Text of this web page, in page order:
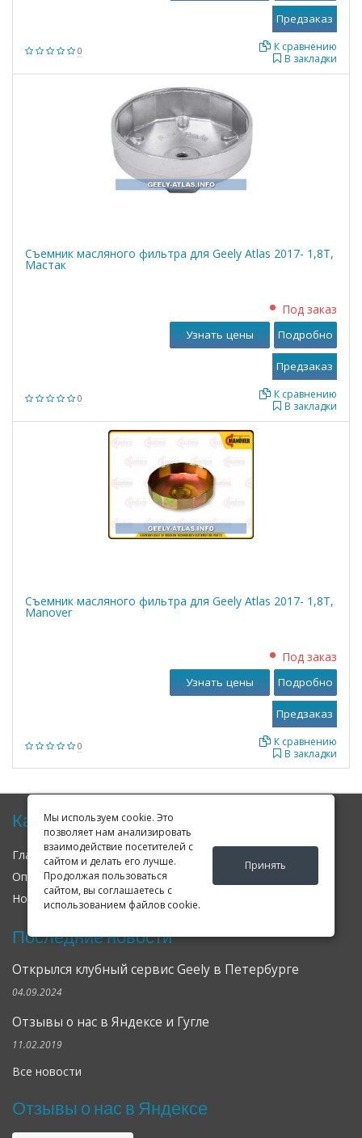
Мы используем cookie. Это
позволяет нам анализировать
взаимодействие посетителей с
сайтом и делать его лучше.
Продолжая пользоваться
сайтом, вы соглашаетесь с
использованием файлов cookie.
Принять
0
В закладки
К сравнению
Съемник масляного фильтра для Geely Atlas 2017- 1,8T,
Мастак
0
Под заказ
В закладки
К сравнению
Узнать цены Подробно
Съемник масляного фильтра для Geely Atlas 2017- 1,8T,
Manover
0
Под заказ
В закладки
К сравнению
Узнать цены Подробно
Карта сайта
Главная О нас
Оплата
Доставка
Гарантия
Новости
Оферта
Последние новости
Открылся клубный сервис Geely в Петербурге
04.09.2024
Отзывы о нас в Яндексе и Гугле
11.02.2019
Все новости
Отзывы о нас в Яндексе